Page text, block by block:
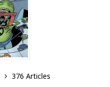
376 Articles